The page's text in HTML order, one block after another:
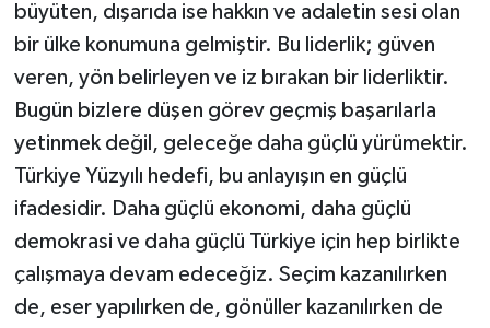
büyüten, dışarıda ise hakkın ve adaletin sesi olan
bir ülke konumuna gelmiştir. Bu liderlik; güven
veren, yön belirleyen ve iz bırakan bir liderliktir.
Bugün bizlere düşen görev geçmiş başarılarla
yetinmek değil, geleceğe daha güçlü yürümektir.
Türkiye Yüzyılı hedefi, bu anlayışın en güçlü
ifadesidir. Daha güçlü ekonomi, daha güçlü
demokrasi ve daha güçlü Türkiye için hep birlikte
çalışmaya devam edeceğiz. Seçim kazanılırken
de, eser yapılırken de, gönüller kazanılırken de